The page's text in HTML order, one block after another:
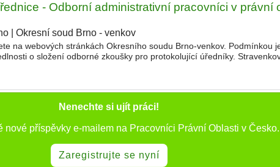
- Odborní administrativní pracovníci v právní
| Okresní soud Brno - venkov|
na webových stránkách Okresního soudu Brno-venkov. Podmínkou
o složení odborné zkoušky pro protokolující úředníky.
Nenechte si ujít práci!
nové příspěvky e-mailem na Pracovníci Právní Oblasti v Česko.
Zaregistrujte se nyní